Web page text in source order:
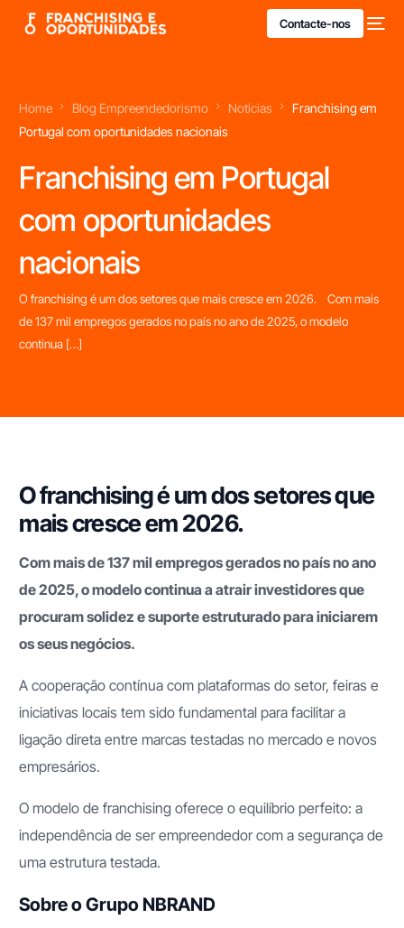
Contacte-nos
Home Blog Empreendedorismo Notícias
Franchising em
Portugal com oportunidades nacionais
Franchising em Portugal
com oportunidades
nacionais
O franchising é um dos setores que mais cresce em 2026. Com mais
de 137 mil empregos gerados no país no ano de 2025, o modelo
continua […]
O franchising é um dos setores que
mais cresce em 2026.
Com mais de 137 mil empregos gerados no país no ano
de 2025, o modelo continua a atrair investidores que
procuram solidez e suporte estruturado para iniciarem
os seus negócios.
A cooperação contínua com plataformas do setor, feiras e
iniciativas locais tem sido fundamental para facilitar a
ligação direta entre marcas testadas no mercado e novos
empresários.
O modelo de franchising oferece o equilíbrio perfeito: a
independência de ser empreendedor com a segurança de
uma estrutura testada.
Sobre o Grupo NBRAND